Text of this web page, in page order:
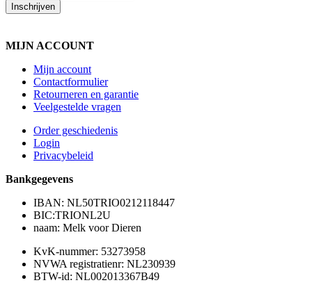
Inschrijven
MIJN ACCOUNT
Mijn account
Contactformulier
Retourneren en garantie
Veelgestelde vragen
Order geschiedenis
Login
Privacybeleid
Bankgegevens
IBAN: NL50TRIO0212118447
BIC:TRIONL2U
naam: Melk voor Dieren
KvK-nummer: 53273958
NVWA registratienr: NL230939
BTW-id: NL002013367B49